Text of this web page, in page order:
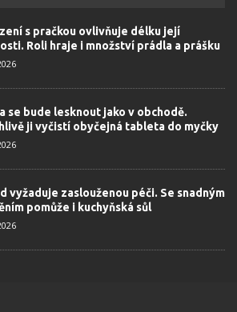
s pračkou ovlivňuje délku její
Roli hraje i množství prádla a prášku
se bude lesknout jako v obchodě.
ji vyčistí obyčejná tableta do myčky
vyžaduje zaslouženou péči. Se snadným
pomůže i kuchyňská sůl